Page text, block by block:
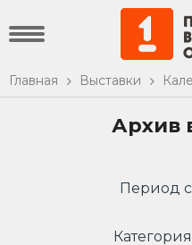
Главная Выставки
Архив
Период